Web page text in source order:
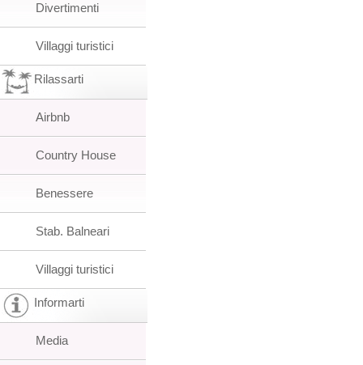
Divertimenti
Villaggi turistici
Rilassarti
Airbnb
Country House
Benessere
Stab. Balneari
Villaggi turistici
Informarti
Media